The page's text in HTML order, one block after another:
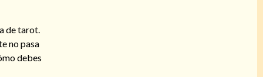
de tarot.
no pasa
debes